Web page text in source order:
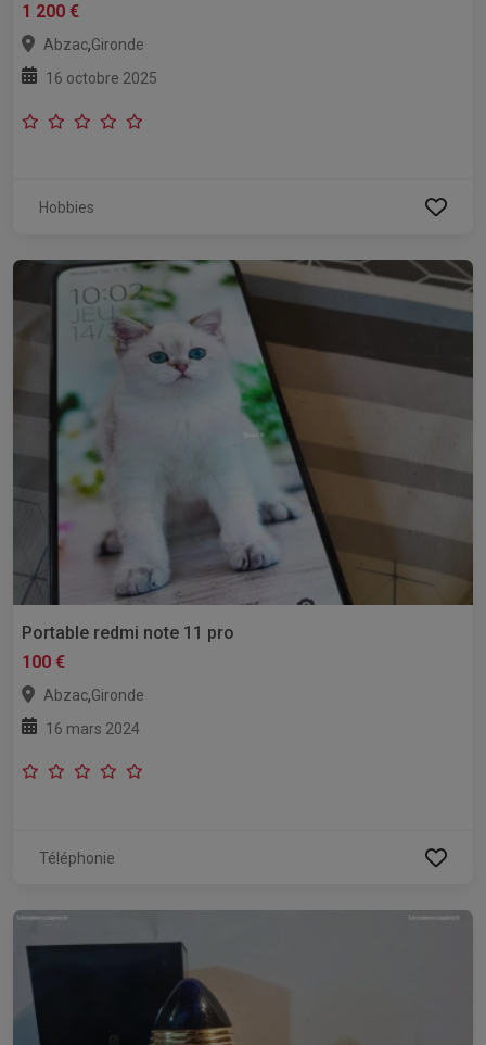
1 200 €
Abzac,Gironde
16 octobre 2025
Hobbies
Portable redmi note 11 pro
100 €
Abzac,Gironde
16 mars 2024
Téléphonie